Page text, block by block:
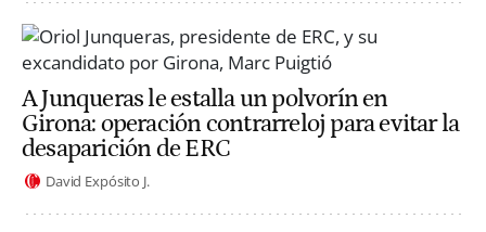
A Junqueras le estalla un polvorín en
Girona: operación contrarreloj para evitar la
desaparición de ERC
David Expósito J.